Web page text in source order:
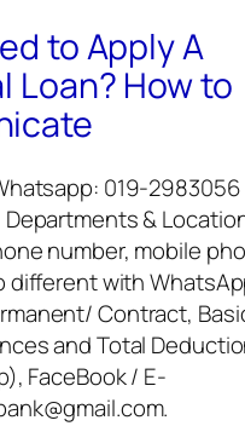
to Apply A
Loan? How to
019-2983056
Departments &
number, mobile
different with
Contract,
and Total
FaceBook / E-